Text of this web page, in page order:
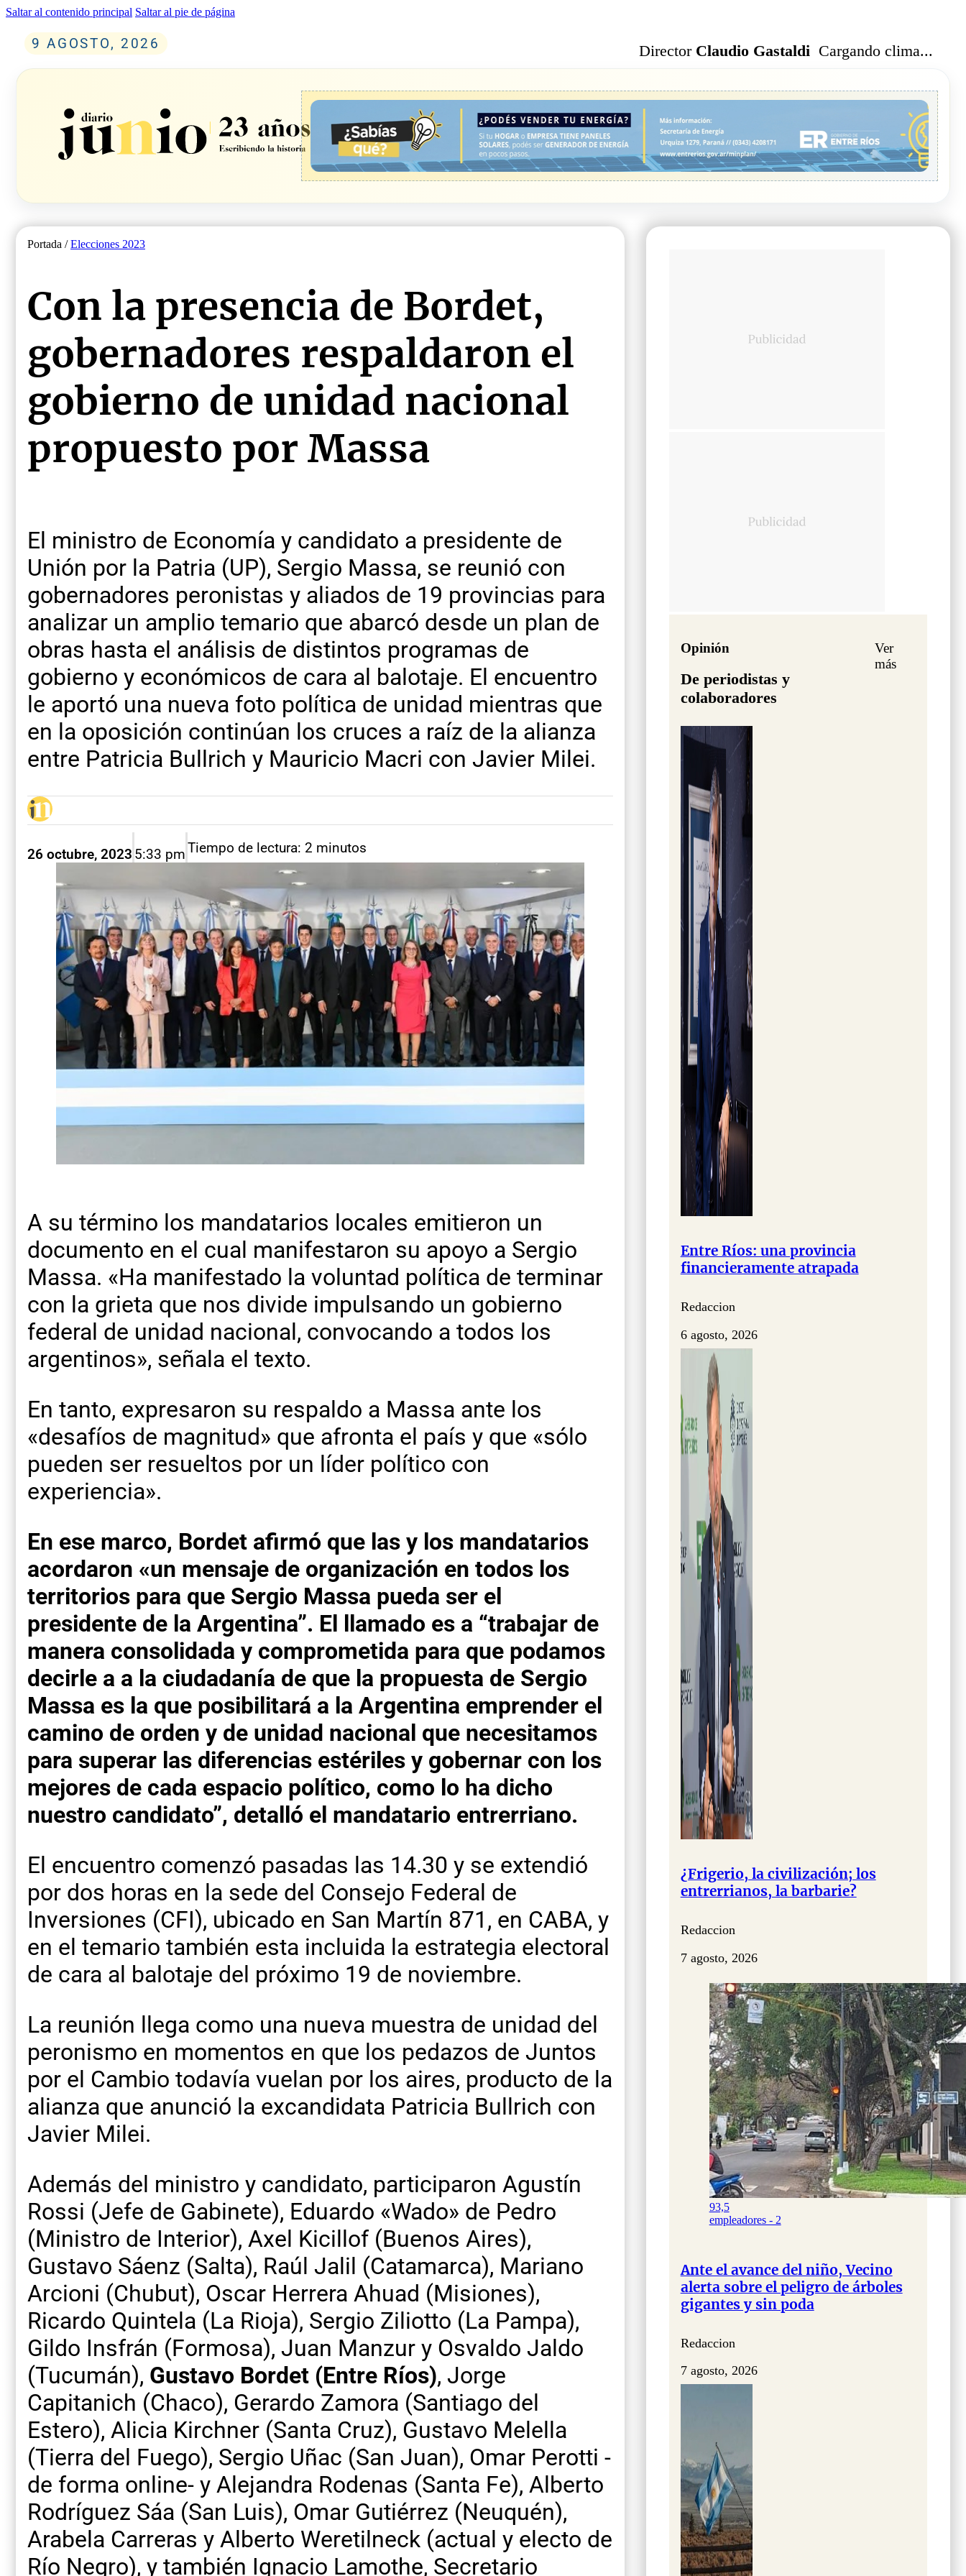
Saltar al contenido principal Saltar al pie de página
9 AGOSTO, 2026 Director Claudio Gastaldi Cargando clima...
Portada /Elecciones 2023
Con la presencia de Bordet,
gobernadores respaldaron el
gobierno de unidad nacional
propuesto por Massa
El ministro de Economía y candidato a presidente de
Unión por la Patria (UP), Sergio Massa, se reunió con
gobernadores peronistas y aliados de 19 provincias para
analizar un amplio temario que abarcó desde un plan de
obras hasta el análisis de distintos programas de
gobierno y económicos de cara al balotaje. El encuentro
le aportó una nueva foto política de unidad mientras que
en la oposición continúan los cruces a raíz de la alianza
entre Patricia Bullrich y Mauricio Macri con Javier Milei.
26 octubre, 2023 5:33 pmTiempo de lectura: 2 minutos
A su término los mandatarios locales emitieron un
documento en el cual manifestaron su apoyo a Sergio
Massa. «Ha manifestado la voluntad política de terminar
con la grieta que nos divide impulsando un gobierno
federal de unidad nacional, convocando a todos los
argentinos», señala el texto.
En tanto, expresaron su respaldo a Massa ante los
«desafíos de magnitud» que afronta el país y que «sólo
pueden ser resueltos por un líder político con
experiencia».
En ese marco, Bordet afirmó que las y los mandatarios
acordaron «un mensaje de organización en todos los
territorios para que Sergio Massa pueda ser el
presidente de la Argentina”. El llamado es a “trabajar de
manera consolidada y comprometida para que podamos
decirle a a la ciudadanía de que la propuesta de Sergio
Massa es la que posibilitará a la Argentina emprender el
camino de orden y de unidad nacional que necesitamos
para superar las diferencias estériles y gobernar con los
mejores de cada espacio político, como lo ha dicho
nuestro candidato”, detalló el mandatario entrerriano.
El encuentro comenzó pasadas las 14.30 y se extendió
por dos horas en la sede del Consejo Federal de
Inversiones (CFI), ubicado en San Martín 871, en CABA, y
en el temario también esta incluida la estrategia electoral
de cara al balotaje del próximo 19 de noviembre.
La reunión llega como una nueva muestra de unidad del
peronismo en momentos en que los pedazos de Juntos
por el Cambio todavía vuelan por los aires, producto de la
alianza que anunció la excandidata Patricia Bullrich con
Javier Milei.
Además del ministro y candidato, participaron Agustín
Rossi (Jefe de Gabinete), Eduardo «Wado» de Pedro
(Ministro de Interior), Axel Kicillof (Buenos Aires),
Gustavo Sáenz (Salta), Raúl Jalil (Catamarca), Mariano
Arcioni (Chubut), Oscar Herrera Ahuad (Misiones),
Ricardo Quintela (La Rioja), Sergio Ziliotto (La Pampa),
Gildo Insfrán (Formosa), Juan Manzur y Osvaldo Jaldo
(Tucumán), Gustavo Bordet (Entre Ríos), Jorge
Capitanich (Chaco), Gerardo Zamora (Santiago del
Estero), Alicia Kirchner (Santa Cruz), Gustavo Melella
(Tierra del Fuego), Sergio Uñac (San Juan), Omar Perotti -
de forma online- y Alejandra Rodenas (Santa Fe), Alberto
Rodríguez Sáa (San Luis), Omar Gutiérrez (Neuquén),
Arabela Carreras y Alberto Weretilneck (actual y electo de
Río Negro), y también Ignacio Lamothe, Secretario
Opinión
De periodistas y
colaboradores
Ver
más
Entre Ríos: una provincia
financieramente atrapada
Redaccion
6 agosto, 2026
¿Frigerio, la civilización; los
entrerrianos, la barbarie?
Redaccion
7 agosto, 2026
93,5
empleadores - 2
Ante el avance del niño, Vecino
alerta sobre el peligro de árboles
gigantes y sin poda
Redaccion
7 agosto, 2026